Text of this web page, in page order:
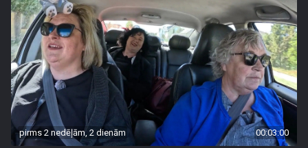
pirms 2 nedēļām, 2 dienām 00:03:00